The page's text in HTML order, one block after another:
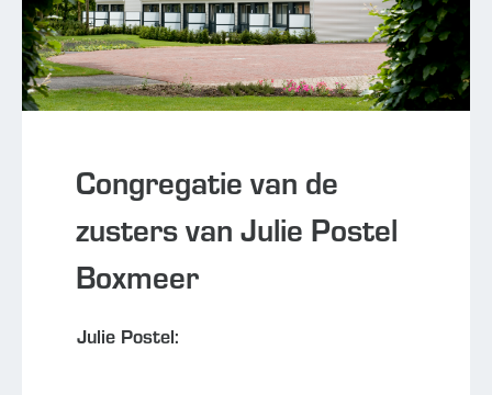
Congregatie van de
zusters van Julie Postel
Boxmeer
Julie Postel: